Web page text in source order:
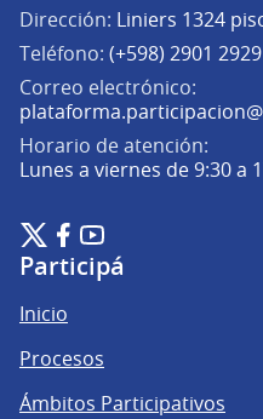
Dirección: Liniers 1324
Teléfono: (+598) 2901 2929
Correo electrónico:
Horario de atención:
Lunes a viernes de 9:30 a
Plataforma de Participación
(Enlace externo)
Plataforma de
(Enlace externo)
Plataforma de
(Enlace externo)
Participá
Inicio
Procesos
Ámbitos Participativos